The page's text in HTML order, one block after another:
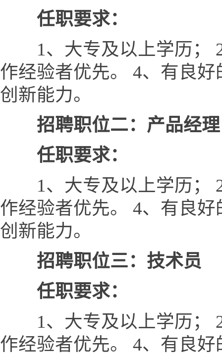
任职要求：
1、大专及以上学历； 2
作经验者优先。 4、有良
创新能力。
招聘职位二：产品经理
任职要求：
1、大专及以上学历； 2
作经验者优先。 4、有良
创新能力。
招聘职位三：技术员
任职要求：
1、大专及以上学历； 2
作经验者优先。 4、有良